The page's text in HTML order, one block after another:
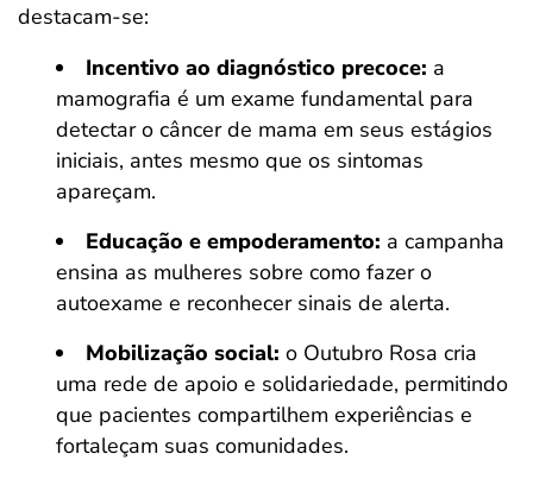
destacam-se:
Incentivo ao diagnóstico precoce: a
mamografia é um exame fundamental para
detectar o câncer de mama em seus estágios
iniciais, antes mesmo que os sintomas
apareçam.
Educação e empoderamento: a campanha
ensina as mulheres sobre como fazer o
autoexame e reconhecer sinais de alerta.
Mobilização social: o Outubro Rosa cria
uma rede de apoio e solidariedade, permitindo
que pacientes compartilhem experiências e
fortaleçam suas comunidades.